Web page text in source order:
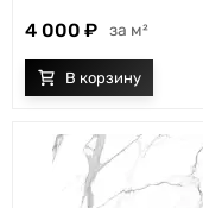
4 000 м²